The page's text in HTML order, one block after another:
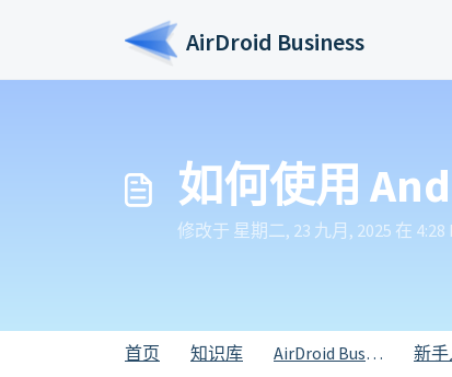
AirDroid Business
如何使用
修改于 星期二, 23 九月, 2025 在 4:28
首页 知识库 AirDroid Business 新手